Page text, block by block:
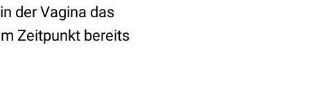
der Vagina das
Zeitpunkt bereits